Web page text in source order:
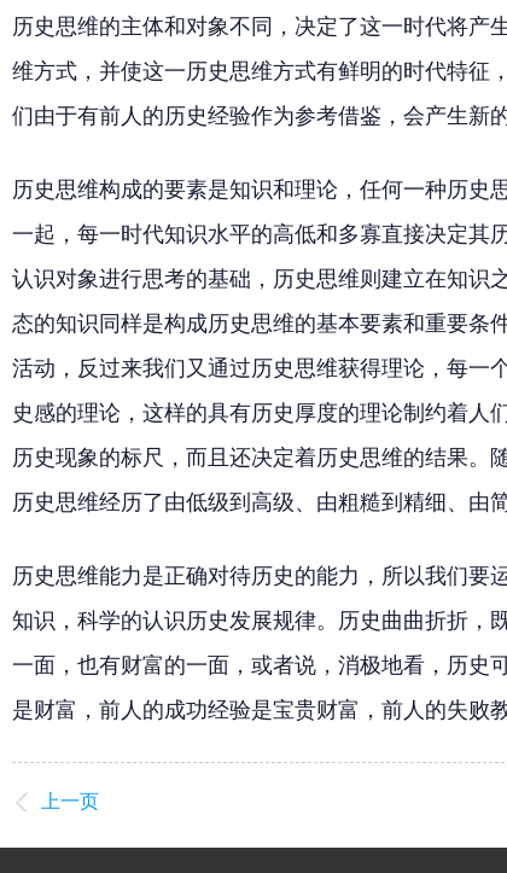
历史思维的主体和对象不同，决定了这一时代将产
维方式，并使这一历史思维方式有鲜明的时代特征
们由于有前人的历史经验作为参考借鉴，会产生新
历史思维构成的要素是知识和理论，任何一种历史
一起，每一时代知识水平的高低和多寡直接决定其
认识对象进行思考的基础，历史思维则建立在知识
态的知识同样是构成历史思维的基本要素和重要条
活动，反过来我们又通过历史思维获得理论，每一
史感的理论，这样的具有历史厚度的理论制约着人
历史现象的标尺，而且还决定着历史思维的结果。
历史思维经历了由低级到高级、由粗糙到精细、由
历史思维能力是正确对待历史的能力，所以我们要
知识，科学的认识历史发展规律。历史曲曲折折，
一面，也有财富的一面，或者说，消极地看，历史
是财富，前人的成功经验是宝贵财富，前人的失败
上一页